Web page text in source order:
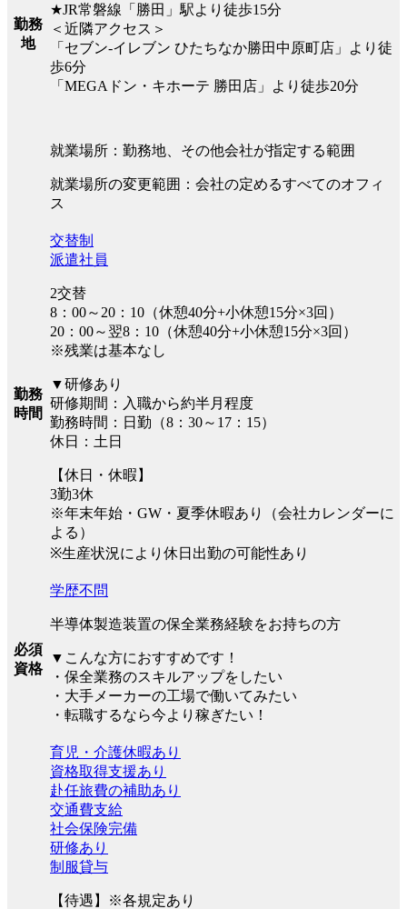
勤務
地
★JR常磐線「勝田」駅より徒歩15分
＜近隣アクセス＞
「セブン-イレブン ひたちなか勝田中原町店」より徒
歩6分
「MEGAドン・キホーテ 勝田店」より徒歩20分
就業場所：勤務地、その他会社が指定する範囲
就業場所の変更範囲：会社の定めるすべてのオフィ
ス
勤務
時間
交替制
派遣社員
2交替
8：00～20：10（休憩40分+小休憩15分×3回）
20：00～翌8：10（休憩40分+小休憩15分×3回）
※残業は基本なし
▼研修あり
研修期間：入職から約半月程度
勤務時間：日勤（8：30～17：15）
休日：土日
【休日・休暇】
3勤3休
※年末年始・GW・夏季休暇あり（会社カレンダーに
よる）
※生産状況により休日出勤の可能性あり
必須
資格
学歴不問
半導体製造装置の保全業務経験をお持ちの方
▼こんな方におすすめです！
・保全業務のスキルアップをしたい
・大手メーカーの工場で働いてみたい
・転職するなら今より稼ぎたい！
育児・介護休暇あり
資格取得支援あり
赴任旅費の補助あり
交通費支給
社会保険完備
研修あり
制服貸与
【待遇】※各規定あり